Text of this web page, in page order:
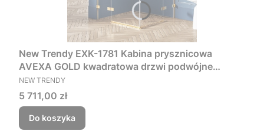
New Trendy EXK-1781 Kabina prysznicowa
AVEXA GOLD kwadratowa drzwi podwójne
90x90x200 szkło czyste 6mm Active Shield
PRODUCENT
NEW TRENDY
Cena
5 711,00 zł
Do koszyka